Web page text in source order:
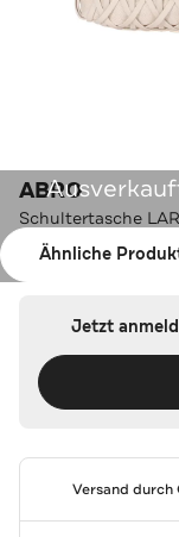
Ähnliche
ABRO
Schultertasche
Farbe:beige
Jetzt
Versand durch